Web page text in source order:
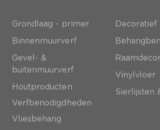
Grondlaag - primer
Binnenmuurverf
Gevel- &
buitenmuurverf
Houtproducten
Verfbenodigdheden
Vliesbehang
Decoratief
Vinylvloer
Sierlijsten